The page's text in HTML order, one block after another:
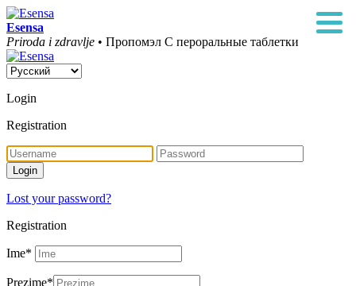
Esensa
Priroda i zdravlje • Пропомэл C пероральные таблетки
Login
Registration
Lost your password?
Registration
Ime*
Prezime*